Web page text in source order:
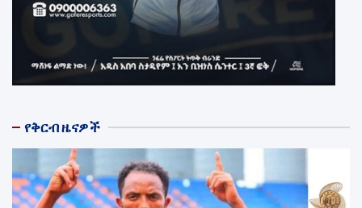
የቅርብ ዜናዎች